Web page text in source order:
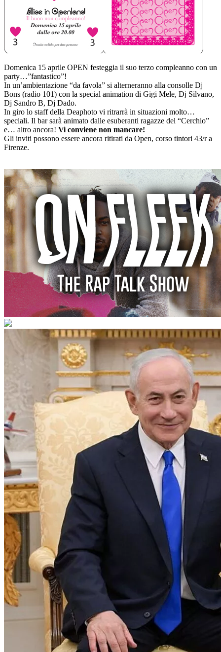
Domenica 15 aprile OPEN festeggia il suo terzo compleanno con un
party…”fantastico”!
In un’ambientazione “da favola” si alterneranno alla consolle Dj
Bons (radio 101) con la special animation di Gigi Mele, Dj Silvano,
Dj Sandro B, Dj Dado.
In giro lo staff della Deaphoto vi ritrarrà in situazioni molto…
speciali. Il bar sarà animato dalle esuberanti ragazze del “Cerchio”
e… altro ancora! Vi conviene non mancare!
Gli inviti possono essere ancora ritirati da Open, corso tintori 43/r a
Firenze.